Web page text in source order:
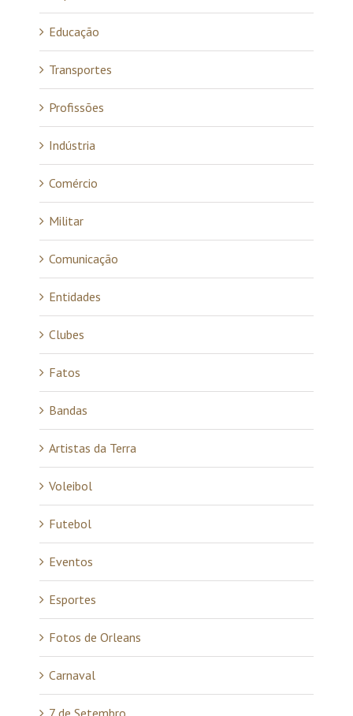
Educação
Transportes
Profissões
Indústria
Comércio
Militar
Comunicação
Entidades
Clubes
Fatos
Bandas
Artistas da Terra
Voleibol
Futebol
Eventos
Esportes
Fotos de Orleans
Carnaval
7 de Setembro